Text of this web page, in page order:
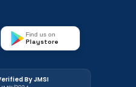
Find us on
Playstore
By JMSI